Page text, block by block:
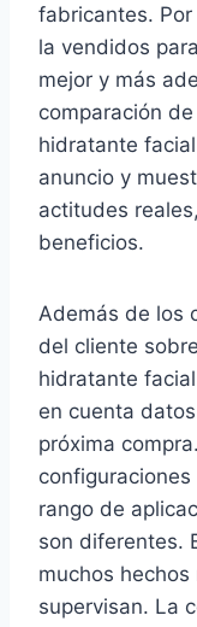
fabricantes.
la vendidos
mejor y más
comparación
hidratante
anuncio y
actitudes
beneficios.
Además de los
del cliente
hidratante
en cuenta
próxima
rango de
son diferentes.
muchos
supervisan. La